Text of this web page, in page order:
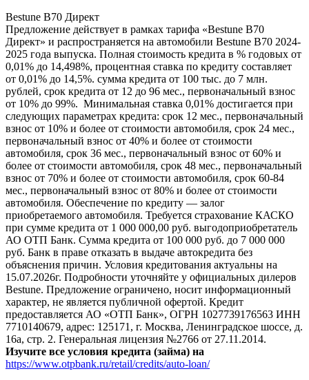
Bestune B70 Директ
Предложение действует в рамках тарифа «Bestune B70
Директ» и распространяется на автомобили Bestune B70 2024-
2025 года выпуска. Полная стоимость кредита в % годовых от
0,01% до 14,498%, процентная ставка по кредиту составляет
от 0,01% до 14,5%. сумма кредита от 100 тыс. до 7 млн.
рублей, срок кредита от 12 до 96 мес., первоначальный взнос
от 10% до 99%. Минимальная ставка 0,01% достигается при
следующих параметрах кредита: срок 12 мес., первоначальный
взнос от 10% и более от стоимости автомобиля, срок 24 мес.,
первоначальный взнос от 40% и более от стоимости
автомобиля, срок 36 мес., первоначальный взнос от 60% и
более от стоимости автомобиля, срок 48 мес., первоначальный
взнос от 70% и более от стоимости автомобиля, срок 60-84
мес., первоначальный взнос от 80% и более от стоимости
автомобиля. Обеспечение по кредиту — залог
приобретаемого автомобиля. Требуется страхование КАСКО
при сумме кредита от 1 000 000,00 руб. выгодоприобретатель
АО ОТП Банк. Сумма кредита от 100 000 руб. до 7 000 000
руб. Банк в праве отказать в выдаче автокредита без
объяснения причин. Условия кредитования актуальны на
15.07.2026г. Подробности уточняйте у официальных дилеров
Bestune. Предложение ограничено, носит информационный
характер, не является публичной офертой. Кредит
предоставляется АО «ОТП Банк», ОГРН 1027739176563 ИНН
7710140679, адрес: 125171, г. Москва, Ленинградское шоссе, д.
16а, стр. 2. Генеральная лицензия №2766 от 27.11.2014.
Изучите все условия кредита (займа) на
https://www.otpbank.ru/retail/credits/auto-loan/